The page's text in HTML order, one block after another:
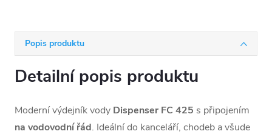
Popis produktu
Detailní popis produktu
Moderní výdejník vody Dispenser FC 425 s připojením
na vodovodní řád. Ideální do kanceláří, chodeb a všude